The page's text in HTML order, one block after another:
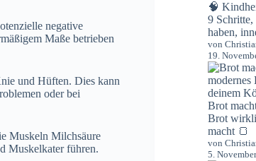
negative
Maße betrieben
und Hüften. Dies kann
oder bei
Muskeln Milchsäure
Muskelkater führen.
🧠
9
haben,
von
19.
Brot
Brot
macht 🍞
von
5.